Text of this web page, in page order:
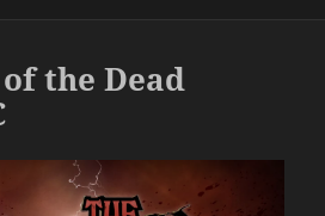
the Dead